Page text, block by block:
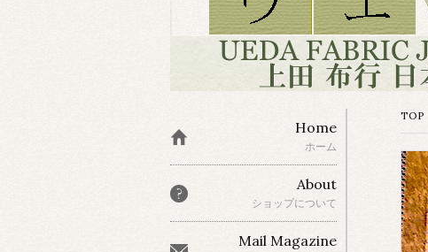
TOP
Home
ホーム
About
ショップについて
Mail Magazine